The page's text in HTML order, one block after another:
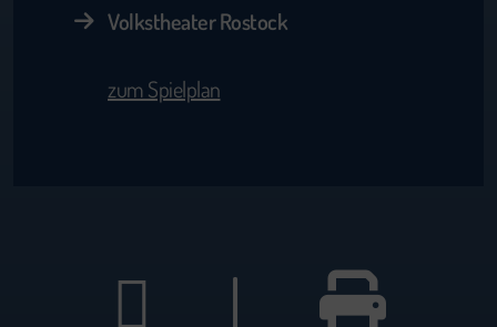
Volkstheater Rostock
zum Spielplan
|